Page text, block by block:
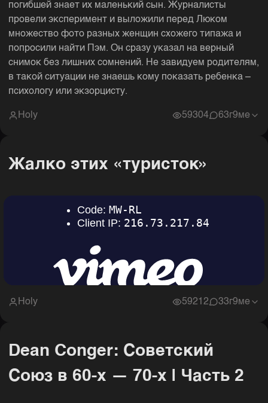
погибшей знает их маленький сын. Журналисты
провели эксперимент и выложили перед Люком
множество фото разных женщин схожего типажа и
попросили найти Пэм. Он сразу указал на верный
снимок без лишних сомнений. Не завидуем родителям,
в такой ситуации не знаешь кому показать ребенка –
психологу или экзорцисту.
Holy 59304 63г9ме
Жалко этих «туристок»
Holy 59212 33г9ме
Dean Conger: Советский
Союз в 60-х — 70-х | Часть 2